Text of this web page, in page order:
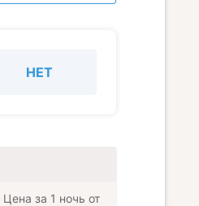
НЕТ
Цена за 1 ночь от